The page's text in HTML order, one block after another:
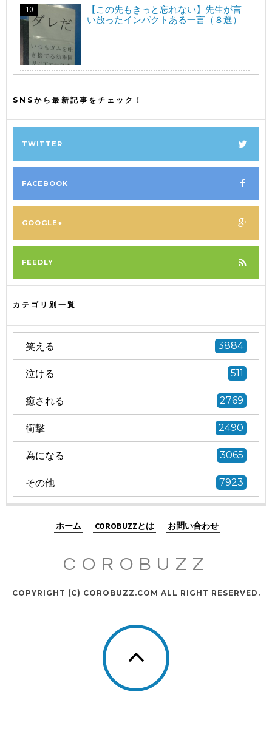
【この先もきっと忘れない】先生が言
い放ったインパクトある一言（８選）
SNSから最新記事をチェック！
TWITTER
FACEBOOK
GOOGLE+
FEEDLY
カテゴリ別一覧
笑える 3884
泣ける 511
癒される 2769
衝撃 2490
為になる 3065
その他 7923
ホーム COROBUZZとは お問い合わせ
COROBUZZ
COPYRIGHT (C) COROBUZZ.COM ALL RIGHT RESERVED.